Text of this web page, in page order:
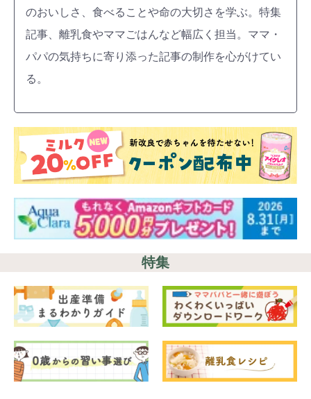
のおいしさ、食べることや命の大切さを学ぶ。特集
記事、離乳食やママごはんなど幅広く担当。ママ・
パパの気持ちに寄り添った記事の制作を心がけてい
る。
特集